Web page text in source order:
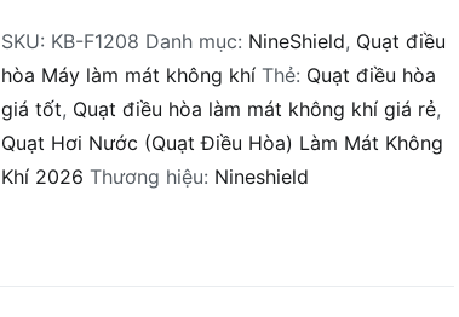
NineShield
KB-
F1208
80
Lít
SKU: KB-F1208 Danh mục: NineShield, Quạt điều
hòa Máy làm mát không khí Thẻ: Quạt điều hòa
giá tốt, Quạt điều hòa làm mát không khí giá rẻ,
Quạt Hơi Nước (Quạt Điều Hòa) Làm Mát Không
Khí 2026 Thương hiệu: Nineshield